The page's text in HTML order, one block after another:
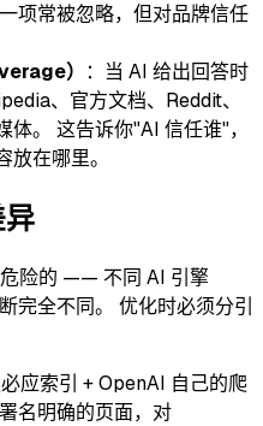
项常被忽略，但对品牌信任
）
：当 AI 给出回答时
、官方文档、Reddit、
。 这告诉你"AI 信任谁"，
在哪里。
危险的 —— 不同 AI 引擎
完全不同。 优化时必须分引
应索引 + OpenAI 自己的爬
名明确的页面，对